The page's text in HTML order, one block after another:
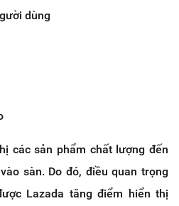
dùng
các sản phẩm chất lượng đến
sàn. Do đó, điều quan trọng
Lazada tăng điểm hiển thị